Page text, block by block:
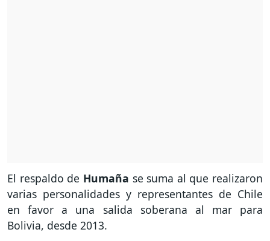
El respaldo de Humaña se suma al que realizaron
varias personalidades y representantes de Chile
en favor a una salida soberana al mar para
Bolivia, desde 2013.